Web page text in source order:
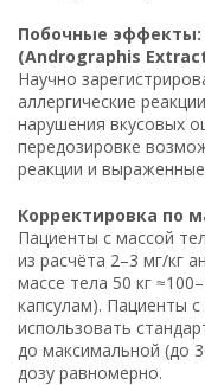
Побочные эффекты:
(Andrographis
Научно
аллергические
нарушения вкусовых
передозировке
реакции и
Корректировка по
Пациенты с массой
из расчёта 2–3 мг/кг
массе тела 50 кг
капсулам). Пациенты
использовать
до максимальной (до
дозу равномерно.